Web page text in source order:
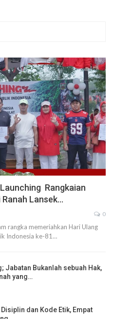
Rangkaian
Ranah Lansek…
0
rangka memeriahkan Hari Ulang
Indonesia ke-81…
Jabatan Bukanlah sebuah Hak,
yang…
dan Kode Etik, Empat